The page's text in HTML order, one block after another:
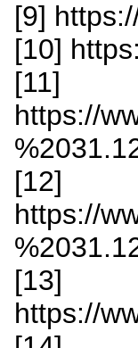
[9]
[10]
[11]
https://
[12]
https://
[13]
https://